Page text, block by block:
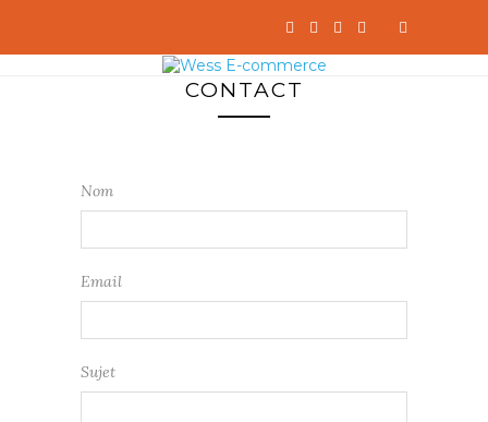
CONTACT
Nom
Email
Sujet